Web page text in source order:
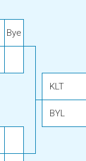
Bye
KLT
BYL